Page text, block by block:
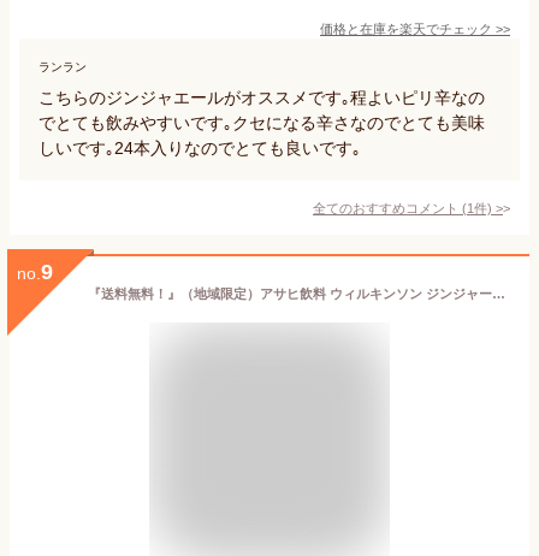
価格と在庫を楽天でチェック >>
ランラン
こちらのジンジャエールがオススメです｡程よいピリ辛なの
でとても飲みやすいです｡クセになる辛さなのでとても美味
しいです｡24本入りなのでとても良いです｡
全てのおすすめコメント (1件) >
no. 9
『送料無料！』（地域限定）アサヒ飲料 ウィルキンソン ジンジャーエール 辛口 500mlペットボトル（24本入り1ケース）PET※ご注文いただいてから4日～14日の間に発送いたします。/ah/